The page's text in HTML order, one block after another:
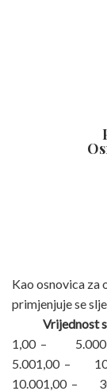
Kao osnovica za
primjenjuje se
Vrijednost
1,00 –
5.001,00 –
10.001,00